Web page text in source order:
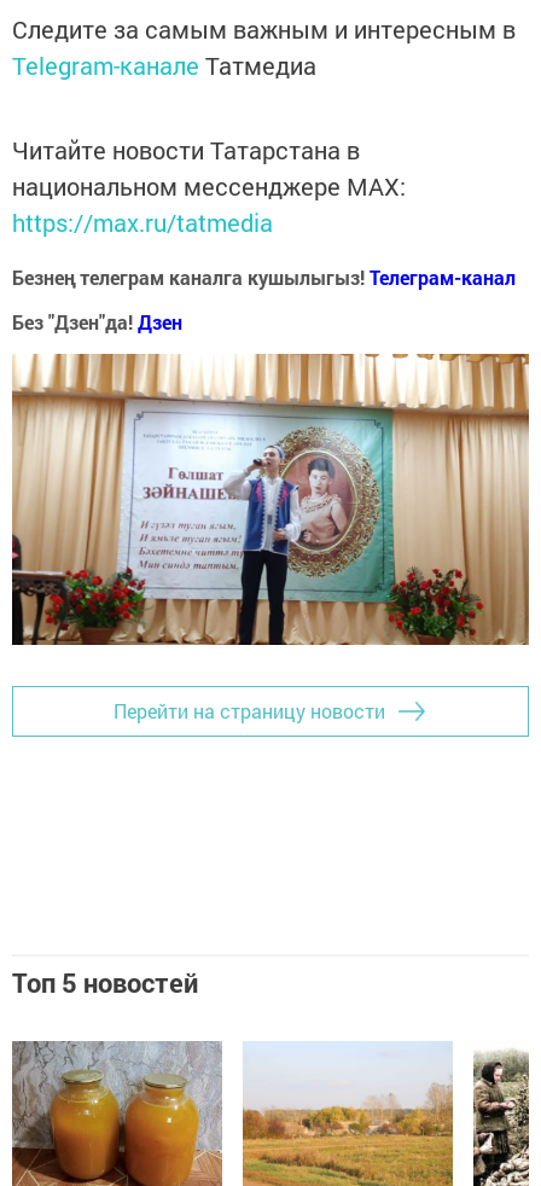
Следите за самым важным и интересным в
Telegram-канале Татмедиа
Читайте новости Татарстана в
национальном мессенджере MАХ:
https://max.ru/tatmedia
Безнең телеграм каналга кушылыгыз!Телеграм-канал
Без "Дзен"да!Дзен
Перейти на страницу новости
Топ 5 новостей